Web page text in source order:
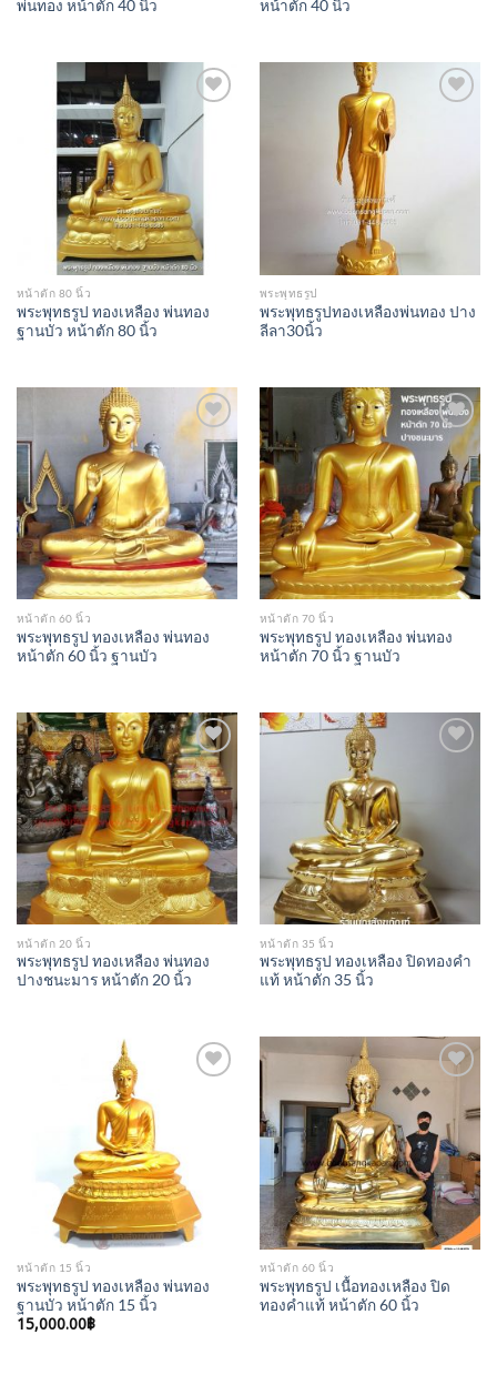
พ่นทอง หน้าตัก 40 นิ้ว หน้าตัก 40 นิ้ว
Add to
Wishlist
หน้าตัก 80 นิ้ว
พระพุทธรูป ทองเหลือง พ่นทอง
ฐานบัว หน้าตัก 80 นิ้ว
พระพุทธรูป
พระพุทธรูปทองเหลืองพ่นทอง ปาง
ลีลา30นิ้ว
Add to
Wishlist
หน้าตัก 60 นิ้ว
พระพุทธรูป ทองเหลือง พ่นทอง
หน้าตัก 60 นิ้ว ฐานบัว
Add to
Wishlist
หน้าตัก 70 นิ้ว
พระพุทธรูป ทองเหลือง พ่นทอง
หน้าตัก 70 นิ้ว ฐานบัว
Add to
Wishlist
หน้าตัก 20 นิ้ว
พระพุทธรูป ทองเหลือง พ่นทอง
ปางชนะมาร หน้าตัก 20 นิ้ว
หน้าตัก 35 นิ้ว
พระพุทธรูป ทองเหลือง ปิดทองคำ
แท้ หน้าตัก 35 นิ้ว
หน้าตัก 15 นิ้ว
พระพุทธรูป ทองเหลือง พ่นทอง
ฐานบัว หน้าตัก 15 นิ้ว
15,000.00฿
Add to
Wishlist
หน้าตัก 60 นิ้ว
พระพุทธรูป เนื้อทองเหลือง ปิด
ทองคำแท้ หน้าตัก 60 นิ้ว